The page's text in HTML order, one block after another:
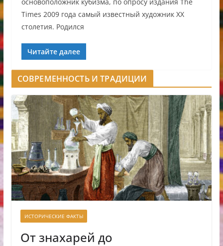
основоположник кубизма, по опросу издания Тhe
Times 2009 года самый известный художник XX
столетия. Родился
Читайте далее
СОВРЕМЕННОСТЬ И ТРАДИЦИИ
ИСТОРИЧЕСКИЕ ФАКТЫ
От знахарей до